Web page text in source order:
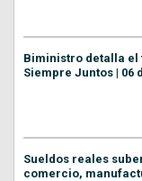
Biministro detalla el
Siempre Juntos | 06
Sueldos reales
comercio,